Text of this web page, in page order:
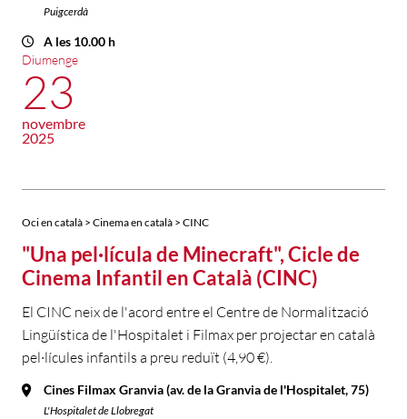
Puigcerdà
A les 10.00 h
Diumenge
23
novembre
2025
Oci en català > Cinema en català > CINC
"Una pel·lícula de Minecraft", Cicle de
Cinema Infantil en Català (CINC)
El CINC neix de l'acord entre el Centre de Normalització
Lingüística de l'Hospitalet i Filmax per projectar en català
pel·lícules infantils a preu reduït (4,90 €).
Cines Filmax Granvia (av. de la Granvia de l'Hospitalet, 75)
L'Hospitalet de Llobregat